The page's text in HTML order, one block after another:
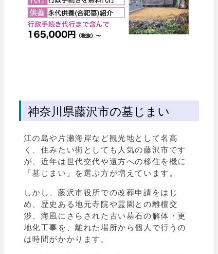
神奈川県藤沢市の墓じまい
江の島や片瀬海岸など観光地として名高
く、住みたい街としても人気の藤沢市です
が、近年は世代交代や遠方への移住を機に
「墓じまい」を選ぶ方が増えています。
しかし、藤沢市役所での改葬申請をはじ
め、歴史ある地元寺院や霊園との離檀交
渉、海風にさらされた古い墓石の解体・更
地化工事を、離れた場所から個人で行うの
は時間がかかります。